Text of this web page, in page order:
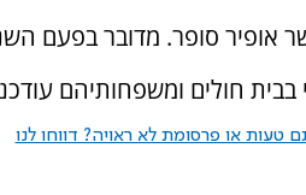
אופיר סופר. מדובר בפעם
בבית חולים ומשפחותיהם
טעות או פרסומת לא ראויה? דווחו לנו